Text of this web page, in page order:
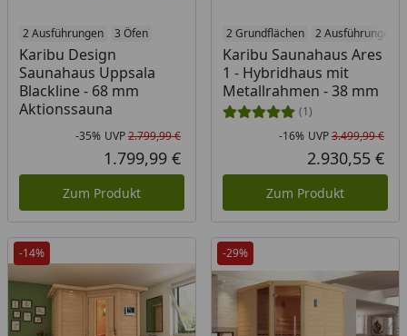
2 Ausführungen 3 Öfen
Karibu Design
Saunahaus Uppsala
Blackline - 68 mm
Aktionssauna
Rabatt in Prozent
-35%
Ursprünglicher Preis
UVP2.799,99 €
Aktueller Preis
1.799,99 €
Zum Produkt
2 Grundflächen 2 Ausführungen
Karibu Saunahaus Ares
1 - Hybridhaus mit
Metallrahmen - 38 mm
(1)
-16% UVP3.499,99 €
2.930,55 €
Zum Produkt
-14% -29%